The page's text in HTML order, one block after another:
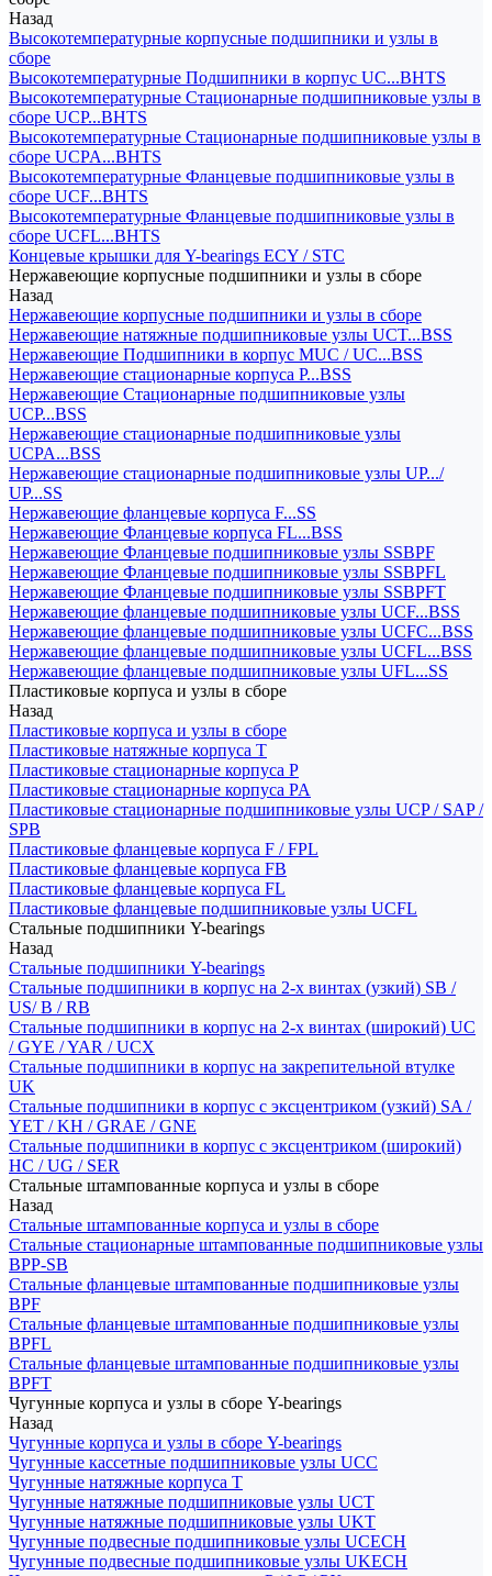
Назад
Высокотемпературные корпусные подшипники и узлы в
сборе
Высокотемпературные Подшипники в корпус UC...BHTS
Высокотемпературные Стационарные подшипниковые узлы в
сборе UCP...BHTS
Высокотемпературные Стационарные подшипниковые узлы в
сборе UCPA...BHTS
Высокотемпературные Фланцевые подшипниковые узлы в
сборе UCF...BHTS
Высокотемпературные Фланцевые подшипниковые узлы в
сборе UCFL...BHTS
Концевые крышки для Y-bearings ECY / STC
Нержавеющие корпусные подшипники и узлы в сборе
Назад
Нержавеющие корпусные подшипники и узлы в сборе
Нержавеющие натяжные подшипниковые узлы UCT...BSS
Нержавеющие Подшипники в корпус MUC / UC...BSS
Нержавеющие стационарные корпуса P...BSS
Нержавеющие Стационарные подшипниковые узлы
UCP...BSS
Нержавеющие стационарные подшипниковые узлы
UCPA...BSS
Нержавеющие стационарные подшипниковые узлы UP.../
UP...SS
Нержавеющие фланцевые корпуса F...SS
Нержавеющие Фланцевые корпуса FL...BSS
Нержавеющие Фланцевые подшипниковые узлы SSBPF
Нержавеющие Фланцевые подшипниковые узлы SSBPFL
Нержавеющие Фланцевые подшипниковые узлы SSBPFT
Нержавеющие фланцевые подшипниковые узлы UCF...BSS
Нержавеющие фланцевые подшипниковые узлы UCFC...BSS
Нержавеющие фланцевые подшипниковые узлы UCFL...BSS
Нержавеющие фланцевые подшипниковые узлы UFL...SS
Пластиковые корпуса и узлы в сборе
Назад
Пластиковые корпуса и узлы в сборе
Пластиковые натяжные корпуса T
Пластиковые стационарные корпуса P
Пластиковые стационарные корпуса PA
Пластиковые стационарные подшипниковые узлы UCP / SAP /
SPB
Пластиковые фланцевые корпуса F / FPL
Пластиковые фланцевые корпуса FB
Пластиковые фланцевые корпуса FL
Пластиковые фланцевые подшипниковые узлы UCFL
Стальные подшипники Y-bearings
Назад
Стальные подшипники Y-bearings
Стальные подшипники в корпус на 2-х винтах (узкий) SB /
US/ B / RB
Стальные подшипники в корпус на 2-х винтах (широкий) UC
/ GYE / YAR / UCX
Стальные подшипники в корпус на закрепительной втулке
UK
Стальные подшипники в корпус с эксцентриком (узкий) SA /
YET / KH / GRAE / GNE
Стальные подшипники в корпус с эксцентриком (широкий)
HC / UG / SER
Стальные штампованные корпуса и узлы в сборе
Назад
Стальные штампованные корпуса и узлы в сборе
Стальные стационарные штампованные подшипниковые узлы
BPP-SB
Стальные фланцевые штампованные подшипниковые узлы
BPF
Стальные фланцевые штампованные подшипниковые узлы
BPFL
Стальные фланцевые штампованные подшипниковые узлы
BPFT
Чугунные корпуса и узлы в сборе Y-bearings
Назад
Чугунные корпуса и узлы в сборе Y-bearings
Чугунные кассетные подшипниковые узлы UCC
Чугунные натяжные корпуса T
Чугунные натяжные подшипниковые узлы UCT
Чугунные натяжные подшипниковые узлы UKT
Чугунные подвесные подшипниковые узлы UCECH
Чугунные подвесные подшипниковые узлы UKECH